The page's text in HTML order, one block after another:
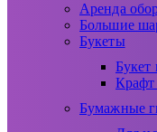
Аренда
Большие
Букеты
Букет
Крафт
Бумажные